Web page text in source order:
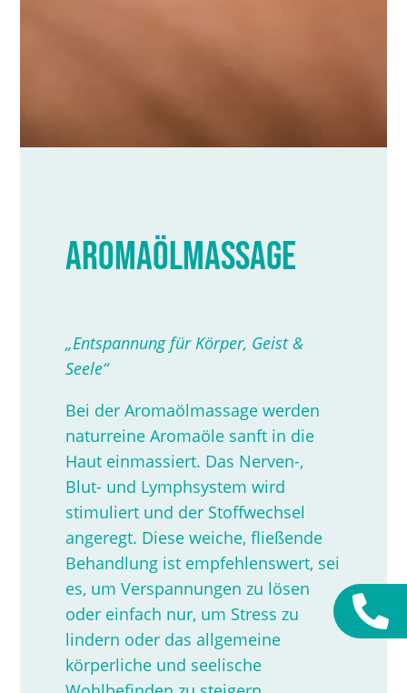
Aromaölmassage
„Entspannung für Körper, Geist &
Seele“
Bei der Aromaölmassage werden
naturreine Aromaöle sanft in die
Haut einmassiert. Das Nerven-,
Blut- und Lymphsystem wird
stimuliert und der Stoffwechsel
angeregt. Diese weiche, fließende
Behandlung ist empfehlenswert, sei
es, um Verspannungen zu lösen
oder einfach nur, um Stress zu
lindern oder das allgemeine
körperliche und seelische